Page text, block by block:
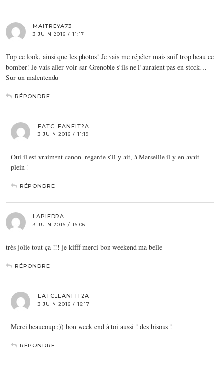
MAITREYA73
3 JUIN 2016 / 11:17
Top ce look, ainsi que les photos! Je vais me répéter mais snif trop beau ce
bomber! Je vais aller voir sur Grenoble s’ils ne l’auraient pas en stock…
Sur un malentendu
RÉPONDRE
EATCLEANFIT2A
3 JUIN 2016 / 11:19
Oui il est vraiment canon, regarde s’il y ait, à Marseille il y en avait
plein !
RÉPONDRE
LAPIEDRA
3 JUIN 2016 / 16:06
très jolie tout ça !!! je kifff merci bon weekend ma belle
RÉPONDRE
EATCLEANFIT2A
3 JUIN 2016 / 16:17
Merci beaucoup :)) bon week end à toi aussi ! des bisous !
RÉPONDRE